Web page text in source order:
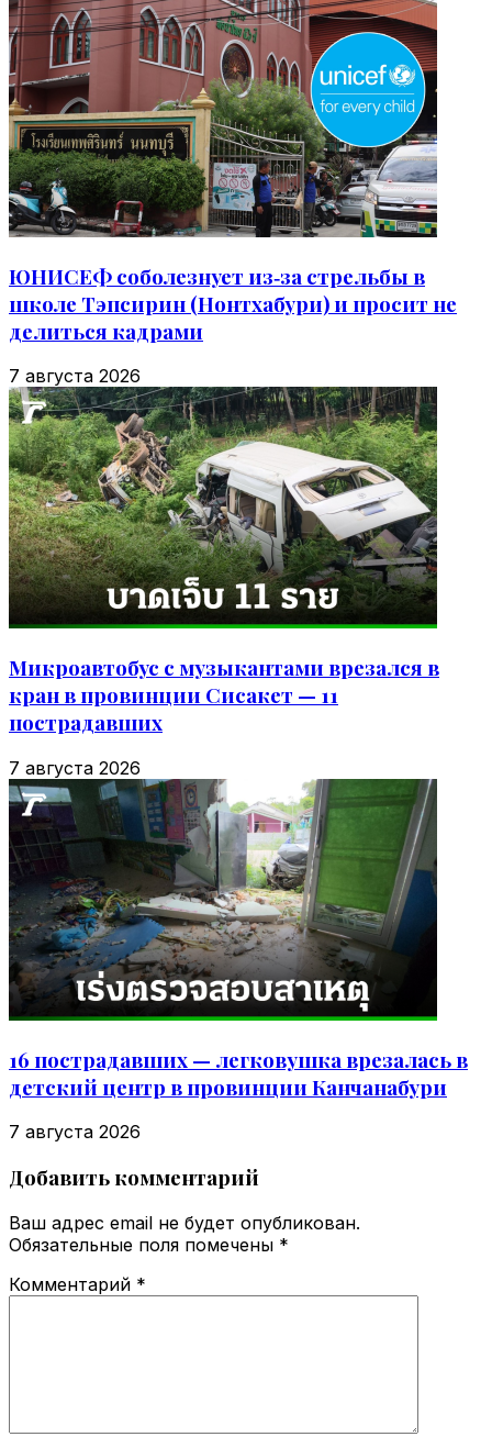
ЮНИСЕФ соболезнует из‑за стрельбы в
школе Тэпсирин (Нонтхабури) и просит не
делиться кадрами
7 августа 2026
Микроавтобус с музыкантами врезался в
кран в провинции Сисакет — 11
пострадавших
7 августа 2026
16 пострадавших — легковушка врезалась в
детский центр в провинции Канчанабури
7 августа 2026
Добавить комментарий
Ваш адрес email не будет опубликован.
Обязательные поля помечены *
Комментарий *